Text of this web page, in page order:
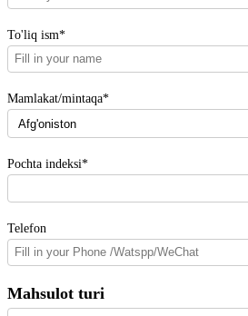
To'liq ism*
Mamlakat/mintaqa*
Pochta indeksi*
Telefon
Mahsulot turi